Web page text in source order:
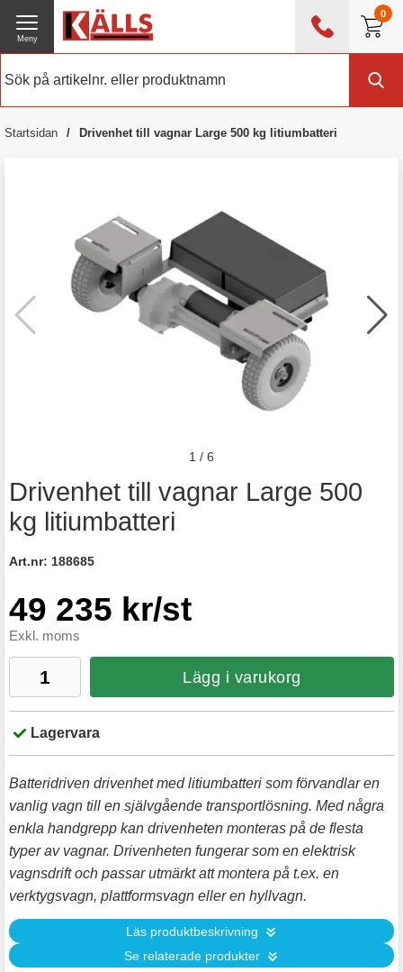
0
0476 - 214 80
Meny
Startsidan Drivenhet till vagnar Large 500 kg litiumbatteri
Drivenhet till vagnar Large 500
kg litiumbatteri
Art.nr: 188685
49 235 kr/st
Exkl. moms
Lägg i varukorg
Lagervara
Batteridriven drivenhet med litiumbatteri som förvandlar en
vanlig vagn till en självgående transportlösning. Med några
enkla handgrepp kan drivenheten monteras på de flesta
typer av vagnar. Drivenheten fungerar som en elektrisk
vagnsdrift och passar utmärkt att montera på t.ex. en
verktygsvagn, plattformsvagn eller en hyllvagn.
Läs produktbeskrivning
Se relaterade produkter
1 / 6